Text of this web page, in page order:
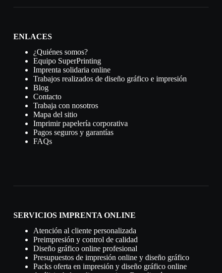
ENLACES
¿Quiénes somos?
Equipo SuperPrinting
Imprenta solidaria online
Trabajos realizados de diseño gráfico e impresión
Blog
Contacto
Trabaja con nosotros
Mapa del sitio
Imprimir papelería corporativa
Pagos seguros y garantías
FAQs
SERVICIOS IMPRENTA ONLINE
Atención al cliente personalizada
Preimpresión y control de calidad
Diseño gráfico online profesional
Presupuestos de impresión online y diseño gráfico
Packs oferta en impresión y diseño gráfico online